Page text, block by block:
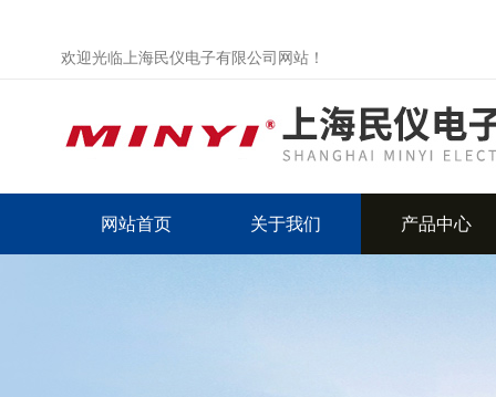
欢迎光临上海民仪电子有限公司网站！
网站首页 关于我们 产品中心